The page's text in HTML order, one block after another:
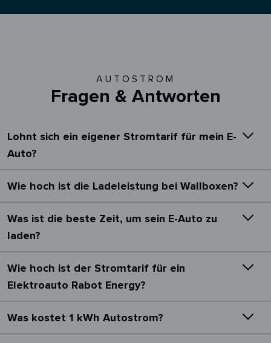
AUTOSTROM
Fragen & Antworten
Lohnt sich ein eigener Stromtarif für mein E-
Auto?
Wie hoch ist die Ladeleistung bei Wallboxen?
Was ist die beste Zeit, um sein E-Auto zu
laden?
Wie hoch ist der Stromtarif für ein
Elektroauto Rabot Energy?
Was kostet 1 kWh Autostrom?